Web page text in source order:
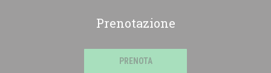
Prenotazione
PRENOTA